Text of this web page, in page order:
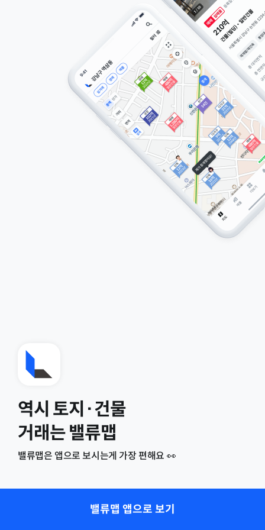
역시 토지·건물
거래는 밸류맵
밸류맵은 앱으로 보시는게 가장 편해요 👀
밸류맵 앱으로 보기